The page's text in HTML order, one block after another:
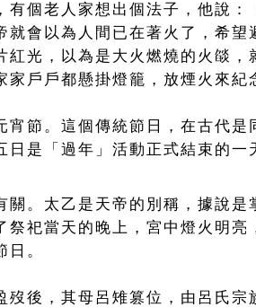
有個老人家想出個法子，他說
就會以為人間已在著火了，希
紅光，以為是大火燃燒的火燄
家戶戶都懸掛燈籠，放煙火來紀
宵節。這個傳統節日，在古代
日是「過年」活動正式結束的一
關。太乙是天帝的別稱，據說
祭祀當天的晚上，宮中燈火明
日。
歿後，其母呂雉篡位，由呂氏